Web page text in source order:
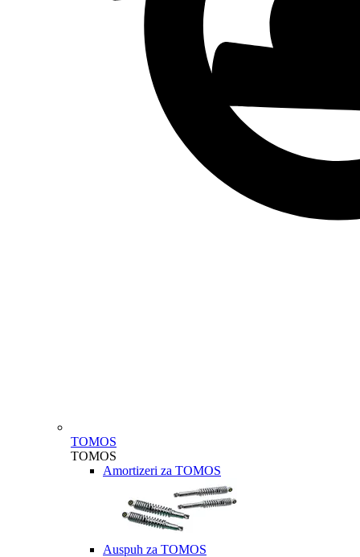
TOMOS
TOMOS
Amortizeri za TOMOS
Auspuh za TOMOS